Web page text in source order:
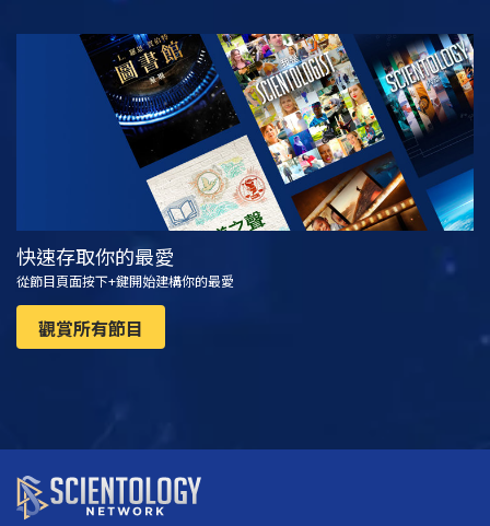
觀看 探索系列節目
快速存取你的最愛
從節目頁面按下+鍵開始建構你的最愛
觀賞所有節目